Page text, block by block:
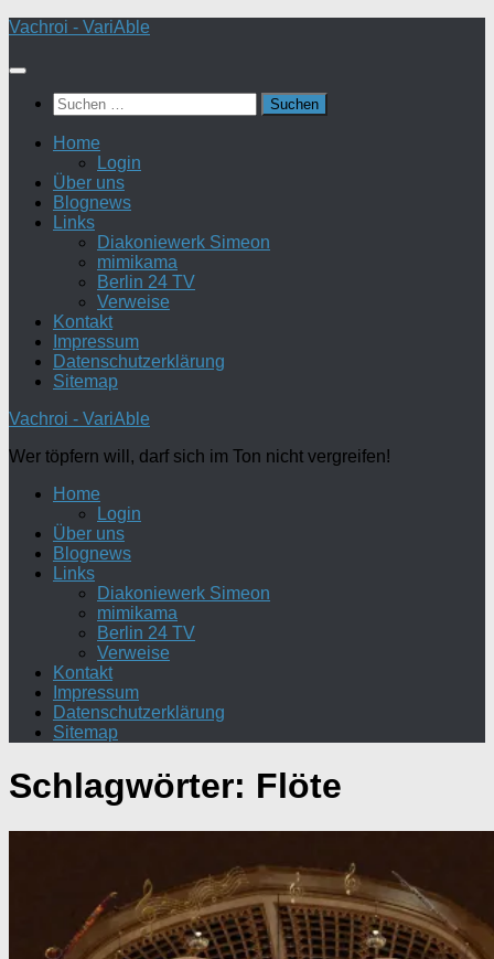
Zum
springen
Vachroi - VariAble
Suchen
nach:
Home
Login
Über uns
Blognews
Links
Diakoniewerk Simeon
mimikama
Berlin 24 TV
Verweise
Kontakt
Impressum
Datenschutzerklärung
Sitemap
Vachroi - VariAble
Wer töpfern will, darf sich im Ton nicht vergreifen!
Home
Login
Über uns
Blognews
Links
Diakoniewerk Simeon
mimikama
Berlin 24 TV
Verweise
Kontakt
Impressum
Datenschutzerklärung
Sitemap
Schlagwörter: Flöte